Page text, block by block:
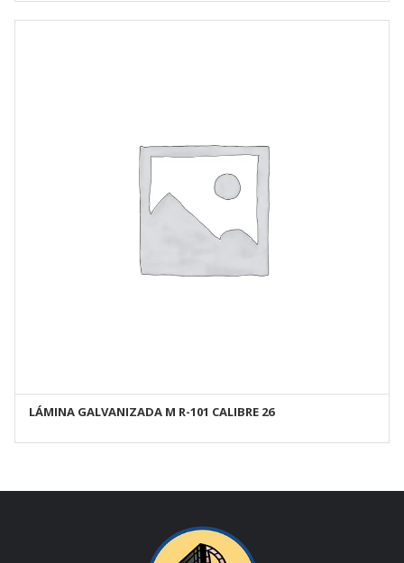
AÑADIR AL CARRITO
LÁMINA GALVANIZADA M R-101 CALIBRE 26